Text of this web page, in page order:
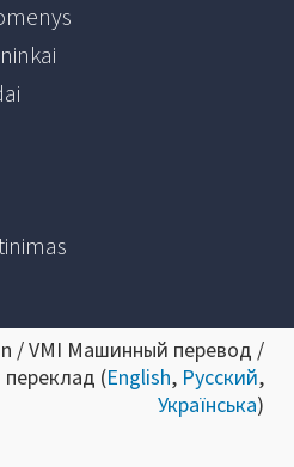
/ VMI Машинный перевод /
(English, Русский,
Українська)